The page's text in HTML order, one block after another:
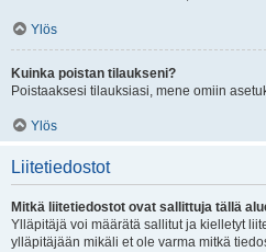
Ylös
Kuinka poistan tilaukseni?
Poistaaksesi tilauksiasi, mene omiin
Ylös
Liitetiedostot
Mitkä liitetiedostot ovat sallittuja tällä
Ylläpitäjä voi määrätä sallitut ja kielletyt
ylläpitäjään mikäli et ole varma mitkä